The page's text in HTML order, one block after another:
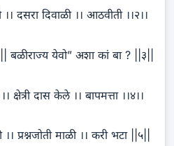
दसरा दिवाळी ।। आठवीती ।।२।।
|| बळीराज्य येवो” अशा कां बा ? ||३||
दास केले ।। बापमत्ता ।।४।।
प्रश्नजोती माळी ।। करी भटा ||५||